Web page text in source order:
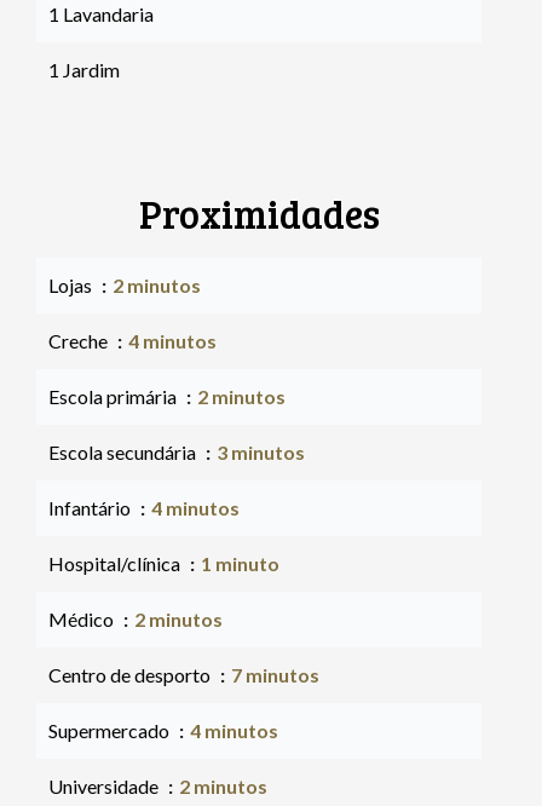
1 Lavandaria
1 Jardim
Proximidades
Lojas 2 minutos
Creche 4 minutos
Escola primária 2 minutos
Escola secundária 3 minutos
Infantário 4 minutos
Hospital/clínica 1 minuto
Médico 2 minutos
Centro de desporto 7 minutos
Supermercado 4 minutos
Universidade 2 minutos